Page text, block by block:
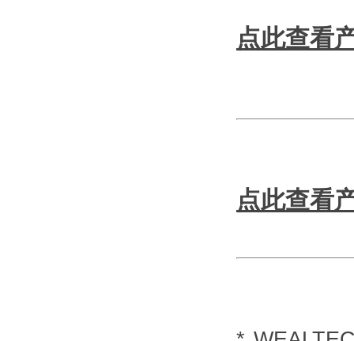
点此查看
点此查看